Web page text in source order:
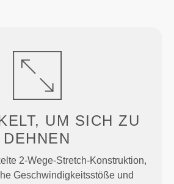
UM SICH ZU
DEHNEN
2-Wege-Stretch-Konstruktion,
Geschwindigkeitsstöße und